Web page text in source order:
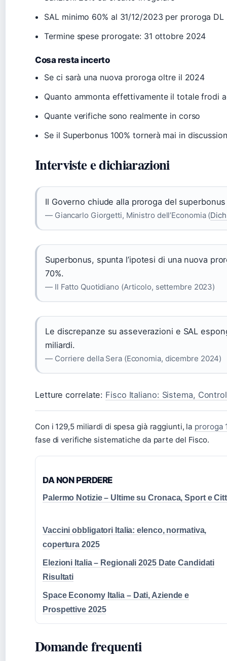
SAL minimo 60% al 31/12/2023 per proroga DL
Termine spese prorogate: 31 ottobre 2024
Cosa resta incerto
Se ci sarà una nuova proroga oltre il 2024
Quanto ammonta effettivamente il totale frodi
Quante verifiche sono realmente in corso
Se il Superbonus 100% tornerà mai in
Interviste e dichiarazioni
Il Governo chiude alla proroga del
— Giancarlo Giorgetti, Ministro dell’Economia (
Superbonus, spunta l’ipotesi di una nuova
70%.
— Il Fatto Quotidiano (Articolo, settembre 2023)
Le discrepanze su asseverazioni e SAL
miliardi.
— Corriere della Sera (Economia, dicembre 2024)
Letture correlate: Fisco Italiano: Sistema,
Con i 129,5 miliardi di spesa già raggiunti, la proroga
fase di verifiche sistematiche da parte del Fisco.
DA NON PERDERE
Palermo Notizie – Ultime su Cronaca, Sport e
Vaccini obbligatori Italia: elenco, normativa,
copertura 2025
Elezioni Italia – Regionali 2025 Date Candidati
Risultati
Space Economy Italia – Dati, Aziende e
Prospettive 2025
Domande frequenti